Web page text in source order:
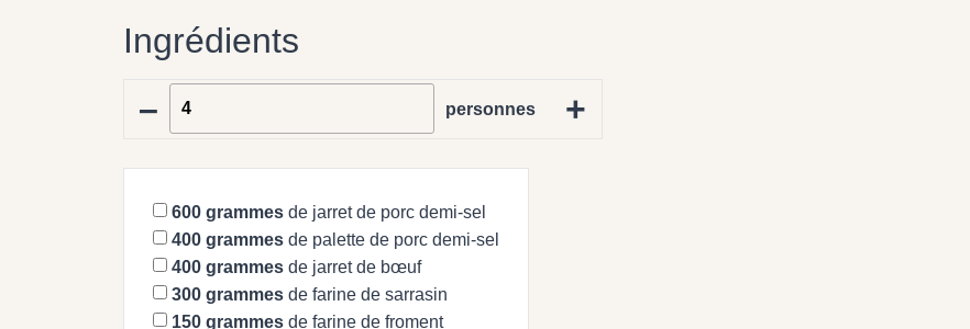
Ingrédients
–
personnes +
600 grammes de jarret de porc demi-sel
400 grammes de palette de porc demi-sel
400 grammes de jarret de bœuf
300 grammes de farine de sarrasin
150 grammes de farine de froment